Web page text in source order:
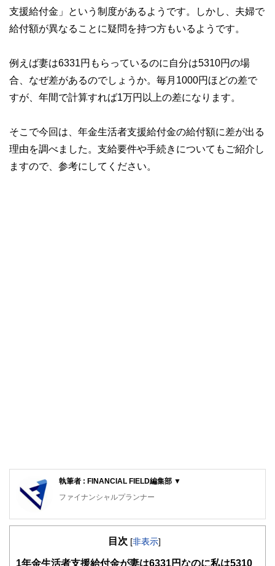
支援給付金」という制度があるようです。しかし、夫婦で
給付額が異なることに疑問を持つ方もいるようです。
例えば妻は6331円もらっているのに自分は5310円の場
合、なぜ差があるのでしょうか。毎月1000円ほどの差で
すが、年間で計算すれば1万円以上の差になります。
そこで今回は、年金生活者支援給付金の給付額に差が出る
理由を調べました。支給要件や手続きについてもご紹介し
ますので、参考にしてください。
執筆者 : FINANCIAL FIELD編集部 ▼
ファイナンシャルプランナー
FinancialField編集部は、金融、経済に関する記事を、日々
知識がない方でも理解できるようわかりやすく発信していま
目次 [非表示]
1年金生活者支援給付金が妻は6331円なのに私は5310